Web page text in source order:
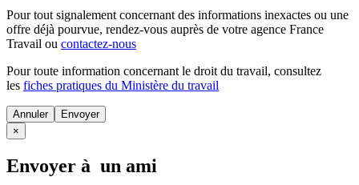
Pour tout signalement concernant des informations inexactes ou une
offre déjà pourvue, rendez-vous auprès de votre agence France
Travail ou contactez-nous
Pour toute information concernant le droit du travail, consultez
les fiches pratiques du Ministère du travail
Annuler
×
Envoyer à un ami